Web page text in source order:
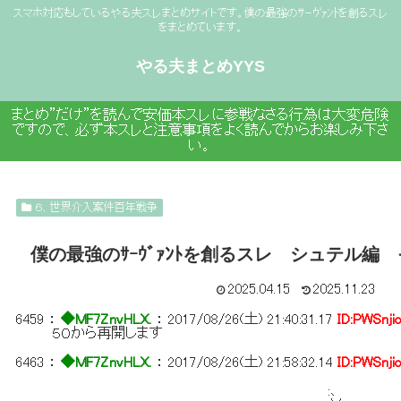
スマホ対応もしているやる夫スレまとめサイトです。僕の最強のｻｰｳﾞｧﾝﾄを創るスレ
をまとめています。
やる夫まとめYYS
まとめ”だけ”を読んで安価本スレに参戦なさる行為は大変危険
ですので、必ず本スレと注意事項をよく読んでからお楽しみ下さ
い。
６、世界介入案件百年戦争
僕の最強のｻｰｳﾞｧﾝﾄを創るスレ シュテル
2025.04.15 2025.11.23
6459 ：◆MF7ZnvHLX. ：2017/08/26(土) 21:40:31.17
５０から再開します
6463 ：◆MF7ZnvHLX. ：2017/08/26(土) 21:58:32.14
:､